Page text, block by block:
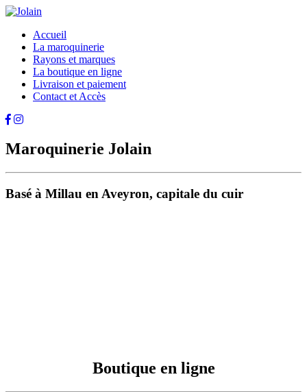
Accueil
La maroquinerie
Rayons et marques
La boutique en ligne
Livraison et paiement
Contact et Accès
Maroquinerie Jolain
Basé à Millau en Aveyron, capitale du cuir
Boutique en ligne